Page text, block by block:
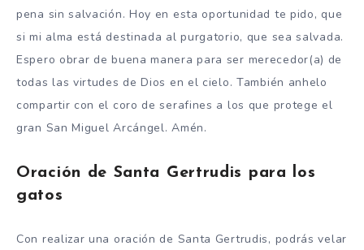
pena sin salvación. Hoy en esta oportunidad te pido, que
si mi alma está destinada al purgatorio, que sea salvada.
Espero obrar de buena manera para ser merecedor(a) de
todas las virtudes de Dios en el cielo. También anhelo
compartir con el coro de serafines a los que protege el
gran San Miguel Arcángel. Amén.
Oración de Santa Gertrudis para los
gatos
Con realizar una oración de Santa Gertrudis, podrás velar